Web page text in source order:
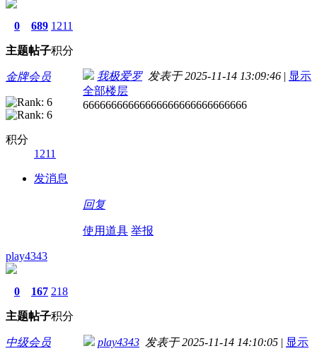
0
主题
689
帖子
1211
积分
金牌会员
积分
1211
发消息
我极爱罗发表于 2025-11-14 13:09:46 | 显示
全部楼层
66666666666666666666666666666
回复
使用道具 举报
play4343
0
主题
167
帖子
218
积分
中级会员 play4343 发表于 2025-11-14 14:10:05 | 显示